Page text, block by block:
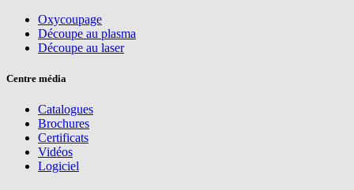
Oxycoupage
Découpe au plasma
Découpe au laser
Centre média
Catalogues
Brochures
Certificats
Vidéos
Logiciel